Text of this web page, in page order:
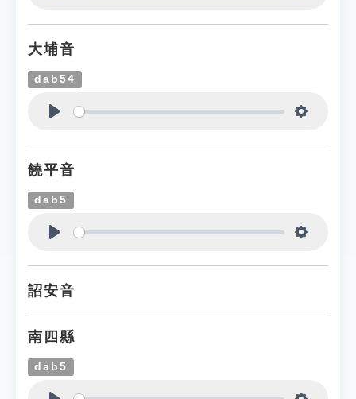
大埔音
dab54
饒平音
dab5
詔安音
南四縣
dab5